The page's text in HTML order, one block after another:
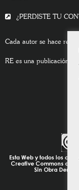
¿PERDISTE TU
Cada autor se hace
RE es una publicación